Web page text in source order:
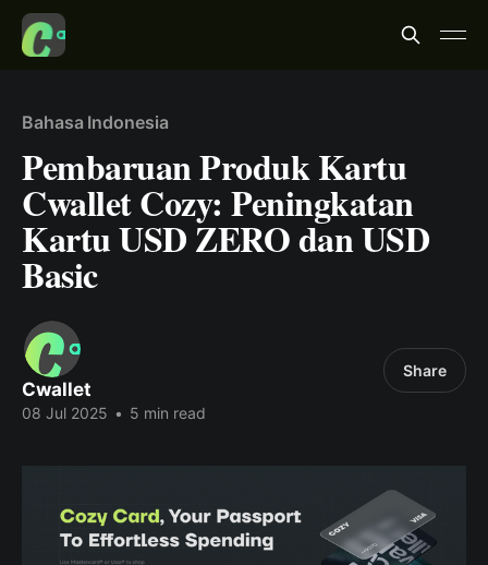
Bahasa Indonesia
Pembaruan Produk Kartu
Cwallet Cozy: Peningkatan
Kartu USD ZERO dan USD
Basic
Cwallet
08 Jul 2025 • 5 min read
Share